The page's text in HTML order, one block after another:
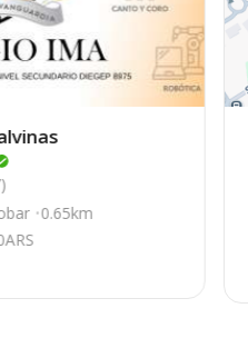
0.65km